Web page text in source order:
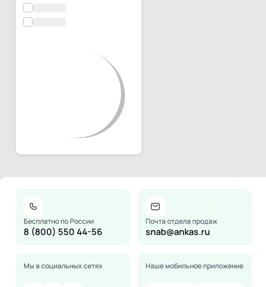
Бесплатно по России
8 (800) 550 44-56
Почта отдела продаж
snab@ankas.ru
Мы в социальных сетях Наше мобильное приложение